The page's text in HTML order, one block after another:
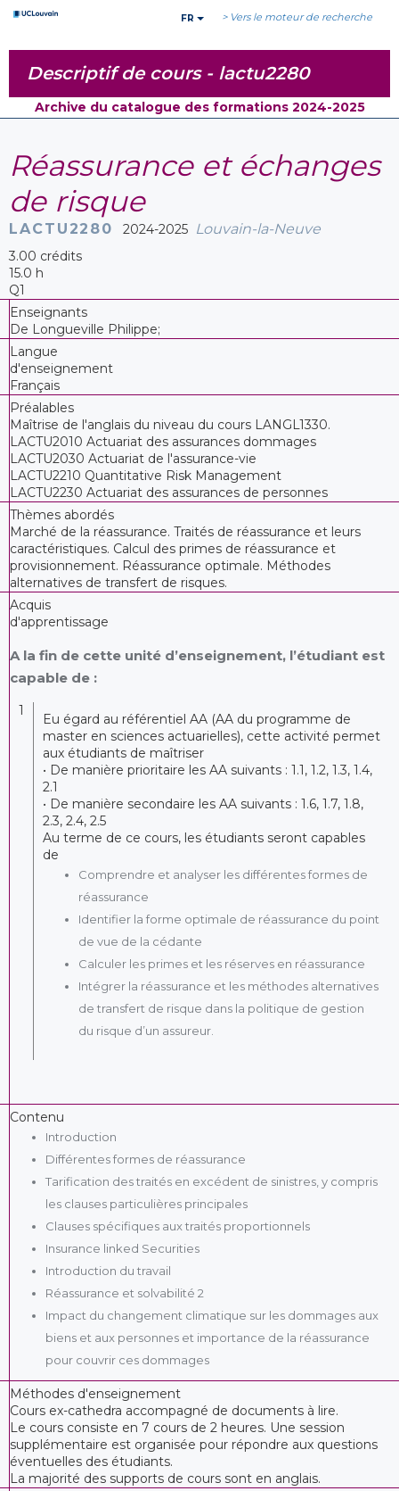
FR > Vers le moteur de recherche
Descriptif de cours - lactu2280
Archive du catalogue des formations 2024-2025
Réassurance et échanges
de risque
LACTU2280 2024-2025 Louvain-la-Neuve
3.00 crédits
15.0 h
Q1
Enseignants
De Longueville Philippe;
Langue
d'enseignement
Français
Préalables
Maîtrise de l'anglais du niveau du cours LANGL1330.
LACTU2010 Actuariat des assurances dommages
LACTU2030 Actuariat de l'assurance-vie
LACTU2210 Quantitative Risk Management
LACTU2230 Actuariat des assurances de personnes
Thèmes abordés
Marché de la réassurance. Traités de réassurance et leurs
caractéristiques. Calcul des primes de réassurance et
provisionnement. Réassurance optimale. Méthodes
alternatives de transfert de risques.
Acquis
d'apprentissage
A la fin de cette unité d’enseignement, l’étudiant est
capable de :
1
Eu égard au référentiel AA (AA du programme de
master en sciences actuarielles), cette activité permet
aux étudiants de maîtriser
• De manière prioritaire les AA suivants : 1.1, 1.2, 1.3, 1.4,
2.1
• De manière secondaire les AA suivants : 1.6, 1.7, 1.8,
2.3, 2.4, 2.5
Au terme de ce cours, les étudiants seront capables
de
Comprendre et analyser les différentes formes de
réassurance
Identifier la forme optimale de réassurance du point
de vue de la cédante
Calculer les primes et les réserves en réassurance
Intégrer la réassurance et les méthodes alternatives
de transfert de risque dans la politique de gestion
du risque d’un assureur.
Contenu
Introduction
Différentes formes de réassurance
Tarification des traités en excédent de sinistres, y compris
les clauses particulières principales
Clauses spécifiques aux traités proportionnels
Insurance linked Securities
Introduction du travail
Réassurance et solvabilité 2
Impact du changement climatique sur les dommages aux
biens et aux personnes et importance de la réassurance
pour couvrir ces dommages
Méthodes d'enseignement
Cours ex-cathedra accompagné de documents à lire.
Le cours consiste en 7 cours de 2 heures. Une session
supplémentaire est organisée pour répondre aux questions
éventuelles des étudiants.
La majorité des supports de cours sont en anglais.